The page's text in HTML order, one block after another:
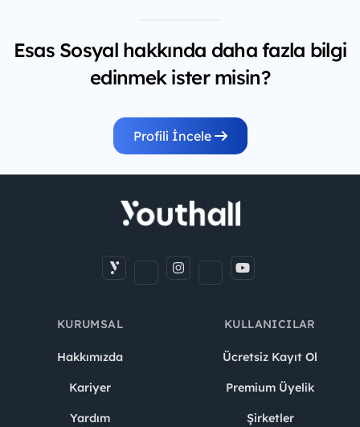
Esas Sosyal hakkında daha fazla bilgi
edinmek ister misin?
Profili İncele
KURUMSAL
Hakkımızda
Kariyer
Yardım
KULLANICILAR
Ücretsiz Kayıt Ol
Premium Üyelik
Şirketler